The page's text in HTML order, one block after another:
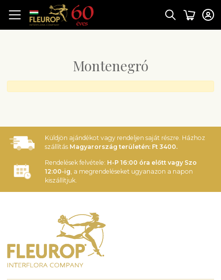
Montenegró
Küldjön ajándékot vagy rendeljen saját részre. Házhoz
szállítás Magyarország területén: Ft 3400.
Rendelések felvétele: H-P 16:00 óra előtt vagy Szo
12:00-ig, a megrendeléseket ugyanazon a napon
kiszállítjuk.